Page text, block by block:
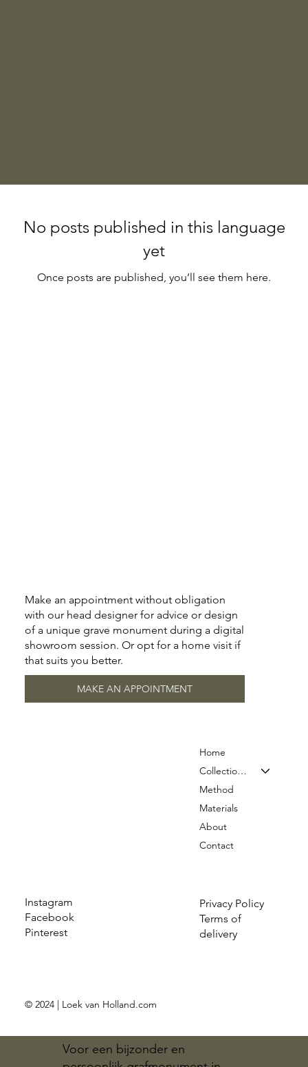
Voor een bijzonder en
No posts published in this language
yet
Once posts are published, you’ll see them here.
Instagram
Facebook
Pinterest
Privacy Policy
Terms of
delivery
Home
Collection & Prices
Method
Materials
About
Contact
© 2024 | Loek van Holland.com
Make an appointment without obligation
with our head designer for advice or design
of a unique grave monument during a digital
showroom session. Or opt for a home visit if
that suits you better.
MAKE AN APPOINTMENT